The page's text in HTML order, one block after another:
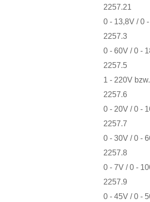
2257.21
0 - 13,8V / 0
2257.3
0 - 60V / 0 -
2257.5
1 - 220V
2257.6
0 - 20V / 0 -
2257.7
0 - 30V / 0 -
2257.8
0 - 7V / 0 -
2257.9
0 - 45V / 0 -